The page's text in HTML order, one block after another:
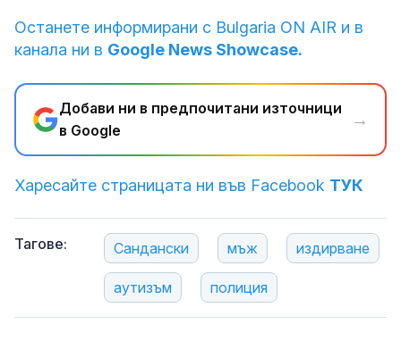
Останете информирани с Bulgaria ON AIR и в
канала ни в Google News Showcase.
Добави ни в предпочитани източници
в Google
→
Харесайте страницата ни във Facebook ТУК
Тагове: Сандански мъж издирване
аутизъм полиция